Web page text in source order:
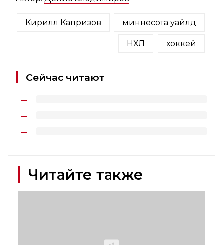
Кирилл Капризов миннесота уайлд
НХЛ хоккей
Сейчас читают
Читайте также